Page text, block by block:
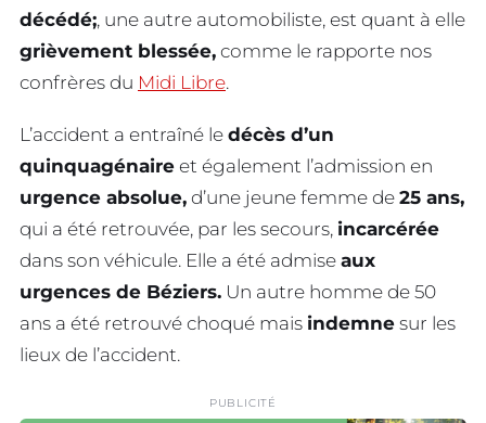
décédé;, une autre automobiliste, est quant à elle
grièvement blessée, comme le rapporte nos
confrères du Midi Libre.
L’accident a entraîné le décès d’un
quinquagénaire et également l’admission en
urgence absolue, d’une jeune femme de 25 ans,
qui a été retrouvée, par les secours, incarcérée
dans son véhicule. Elle a été admise aux
urgences de Béziers. Un autre homme de 50
ans a été retrouvé choqué mais indemne sur les
lieux de l’accident.
PUBLICITÉ